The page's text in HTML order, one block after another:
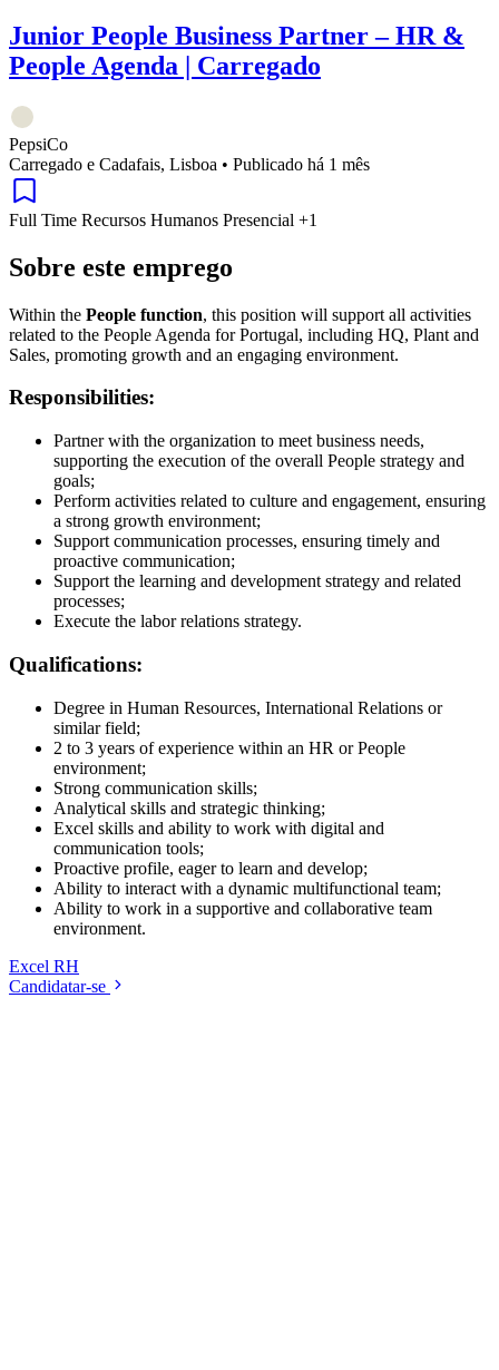
Junior People Business Partner – HR &
People Agenda | Carregado
PepsiCo
Carregado e Cadafais, Lisboa • Publicado há 1 mês
Full Time Recursos Humanos Presencial +1
Sobre este emprego
Within the People function, this position will support all activities
related to the People Agenda for Portugal, including HQ, Plant and
Sales, promoting growth and an engaging environment.
Responsibilities:
Partner with the organization to meet business needs,
supporting the execution of the overall People strategy and
goals;
Perform activities related to culture and engagement, ensuring
a strong growth environment;
Support communication processes, ensuring timely and
proactive communication;
Support the learning and development strategy and related
processes;
Execute the labor relations strategy.
Qualifications:
Degree in Human Resources, International Relations or
similar field;
2 to 3 years of experience within an HR or People
environment;
Strong communication skills;
Analytical skills and strategic thinking;
Excel skills and ability to work with digital and
communication tools;
Proactive profile, eager to learn and develop;
Ability to interact with a dynamic multifunctional team;
Ability to work in a supportive and collaborative team
environment.
Excel RH
Candidatar-se